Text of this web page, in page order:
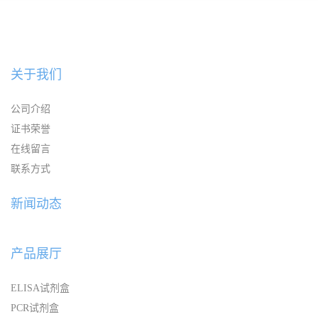
关于我们
公司介绍
证书荣誉
在线留言
联系方式
新闻动态
产品展厅
ELISA试剂盒
PCR试剂盒